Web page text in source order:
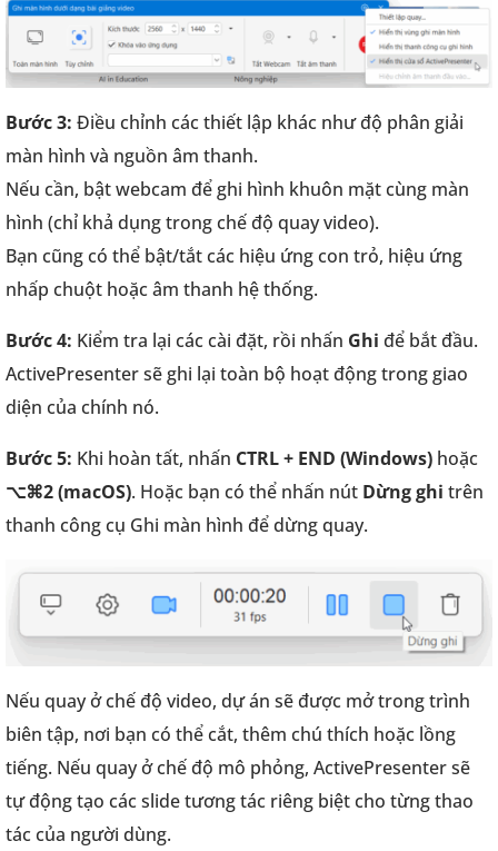
Bước 3: Điều chỉnh các thiết lập khác như độ phân giải
màn hình và nguồn âm thanh.
Nếu cần, bật webcam để ghi hình khuôn mặt cùng màn
hình (chỉ khả dụng trong chế độ quay video).
Bạn cũng có thể bật/tắt các hiệu ứng con trỏ, hiệu ứng
nhấp chuột hoặc âm thanh hệ thống.
Bước 4: Kiểm tra lại các cài đặt, rồi nhấn Ghi để bắt đầu.
ActivePresenter sẽ ghi lại toàn bộ hoạt động trong giao
diện của chính nó.
Bước 5: Khi hoàn tất, nhấn CTRL + END (Windows) hoặc
⌥⌘2 (macOS). Hoặc bạn có thể nhấn nút Dừng ghi trên
thanh công cụ Ghi màn hình để dừng quay.
Nếu quay ở chế độ video, dự án sẽ được mở trong trình
biên tập, nơi bạn có thể cắt, thêm chú thích hoặc lồng
tiếng. Nếu quay ở chế độ mô phỏng, ActivePresenter sẽ
tự động tạo các slide tương tác riêng biệt cho từng thao
tác của người dùng.